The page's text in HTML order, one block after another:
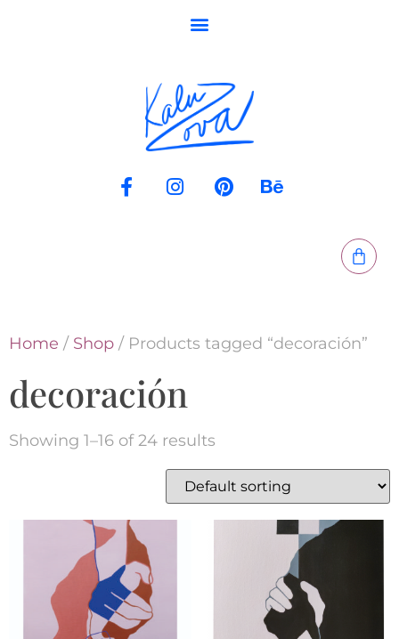
Home / Shop / Products tagged “decoración”
decoración
Showing 1–16 of 24 results